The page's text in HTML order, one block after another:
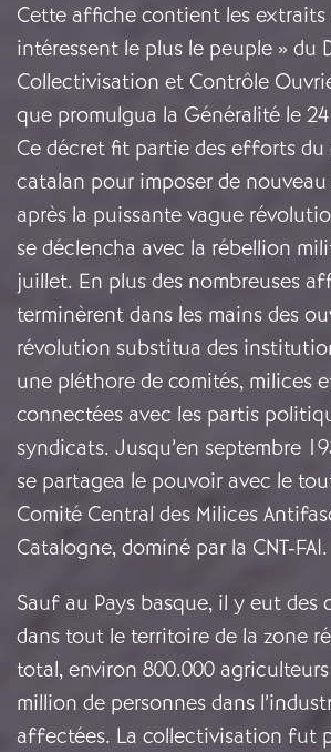
Cette affiche contient les extraits
intéressent le plus le peuple » du
Collectivisation et Contrôle
que promulgua la Généralité le
Ce décret fit partie des efforts
catalan pour imposer de
après la puissante vague
se déclencha avec la rébellion
juillet. En plus des nombreuses
terminèrent dans les mains des
révolution substitua des
une pléthore de comités, milices
connectées avec les partis
syndicats. Jusqu’en septembre
se partagea le pouvoir avec le
Comité Central des Milices
Catalogne, dominé par la CNT-FAI.
Sauf au Pays basque, il y eut
dans tout le territoire de la zone
total, environ 800.000
million de personnes dans
affectées. La collectivisation fut